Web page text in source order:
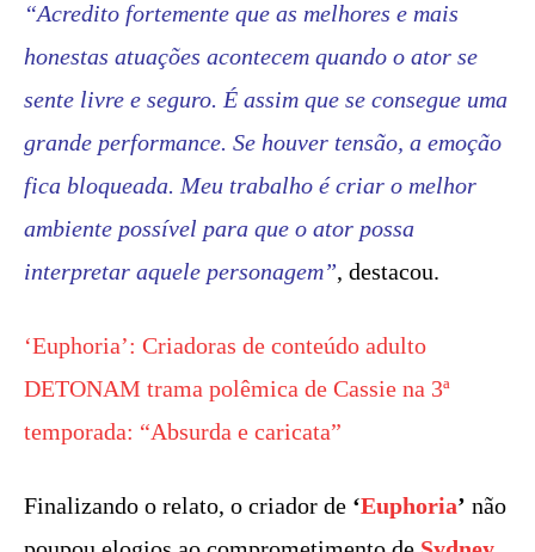
“Acredito fortemente que as melhores e mais
honestas atuações acontecem quando o ator se
sente livre e seguro. É assim que se consegue uma
grande performance. Se houver tensão, a emoção
fica bloqueada. Meu trabalho é criar o melhor
ambiente possível para que o ator possa
interpretar aquele personagem”, destacou.
‘Euphoria’: Criadoras de conteúdo adulto
DETONAM trama polêmica de Cassie na 3ª
temporada: “Absurda e caricata”
Finalizando o relato, o criador de ‘Euphoria’ não